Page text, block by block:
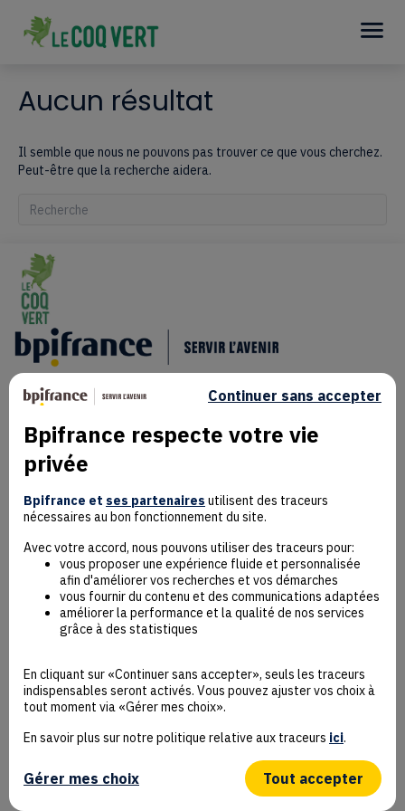
Aucun résultat
Il semble que nous ne pouvons pas trouver ce que vous cherchez.
Peut-être que la recherche aidera.
Mentions Légales
Données personnelles
Contact
Mentions Légales
CGU
Protection des données
Gestion des cookies
Bpifrance respecte votre vie
privée
Bpifrance et ses partenaires utilisent des traceurs
nécessaires au bon fonctionnement du site.
Avec votre accord, nous pouvons utiliser des traceurs pour:
vous proposer une expérience fluide et personnalisée
afin d'améliorer vos recherches et vos démarches
vous fournir du contenu et des communications adaptées
améliorer la performance et la qualité de nos services
grâce à des statistiques
En cliquant sur «Continuer sans accepter», seuls les traceurs
indispensables seront activés. Vous pouvez ajuster vos choix à
tout moment via «Gérer mes choix».
En savoir plus sur notre politique relative aux traceurs ici.
Gérer mes choix
Continuer sans accepter
Tout accepter